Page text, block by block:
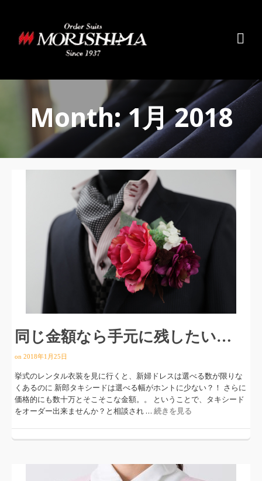
Month: 1月 2018
同じ金額なら手元に残したい…
on 2018年1月25日
挙式のレンタル衣装を見に行くと、新婦ドレスは選べる数が限りな
くあるのに 新郎タキシードは選べる幅がホントに少ない？！ さらに
価格的にも数十万とそこそこな金額。。 ということで、タキシード
をオーダー出来ませんか？と相談され … 続きを見る